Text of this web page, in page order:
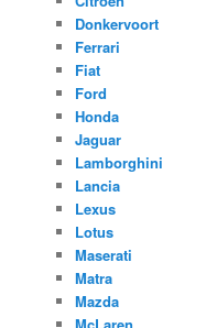
Donkervoort
Ferrari
Fiat
Ford
Honda
Jaguar
Lamborghini
Lancia
Lexus
Lotus
Maserati
Matra
Mazda